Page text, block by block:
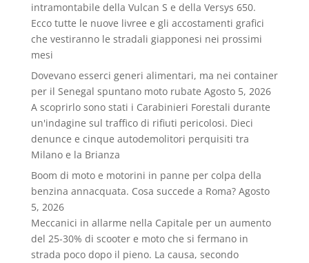
intramontabile della Vulcan S e della Versys 650.
Ecco tutte le nuove livree e gli accostamenti grafici
che vestiranno le stradali giapponesi nei prossimi
mesi
Dovevano esserci generi alimentari, ma nei container
per il Senegal spuntano moto rubate Agosto 5, 2026
A scoprirlo sono stati i Carabinieri Forestali durante
un'indagine sul traffico di rifiuti pericolosi. Dieci
denunce e cinque autodemolitori perquisiti tra
Milano e la Brianza
Boom di moto e motorini in panne per colpa della
benzina annacquata. Cosa succede a Roma? Agosto
5, 2026
Meccanici in allarme nella Capitale per un aumento
del 25-30% di scooter e moto che si fermano in
strada poco dopo il pieno. La causa, secondo